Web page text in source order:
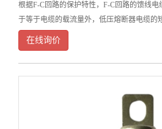
根据F-C回路的保护特性，F-C回路的馈线
于等于电缆的载流量外，低压熔断器电缆的
线应位于熔断器的时间一电流特性曲线右侧
F-C回路馈线电缆最小热稳定截面具有重要影
在线询价